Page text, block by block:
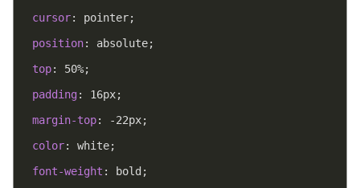
cursor: pointer;
position: absolute;
top: 50%;
padding : 16px;
margin-top: -22px;
color: white;
font-weight : bold;